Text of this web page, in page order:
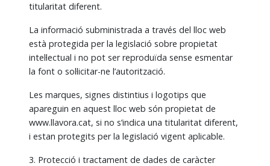
titularitat diferent.
La informació subministrada a través del lloc web
està protegida per la legislació sobre propietat
intel·lectual i no pot ser reproduïda sense esmentar
la font o sol·licitar-ne l’autorització.
Les marques, signes distintius i logotips que
apareguin en aquest lloc web són propietat de
www.llavora.cat, si no s’indica una titularitat diferent,
i estan protegits per la legislació vigent aplicable.
3. Protecció i tractament de dades de caràcter